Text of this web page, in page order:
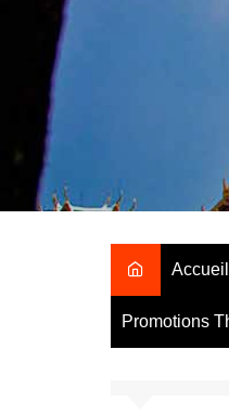
contenu
Accueil
Promotions